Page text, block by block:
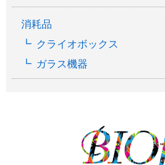
消耗品
クライオボックス
ガラス機器